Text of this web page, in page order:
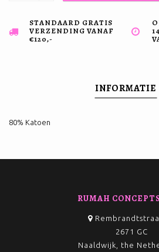
STANDAARD GRATIS
VERZENDING VANAF
€120,-
INFORMATIE
80% Katoen
RUMAH
2671 GC
Naaldwijk, the